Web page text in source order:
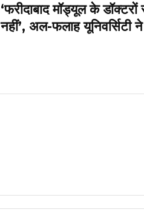
‘फरीदाबाद मॉड्यूल के
नहीं’, अल-फलाह यूनिवर्सिटी